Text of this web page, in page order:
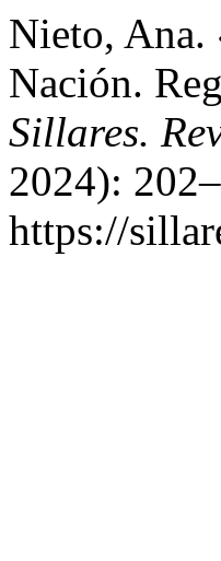
Nieto, Ana.
Nación.
Sillares.
2024):
https://